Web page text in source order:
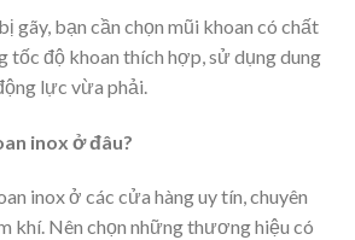
gãy, bạn cần chọn mũi khoan có chất
tốc độ khoan thích hợp, sử dụng dung
lực vừa phải.
inox ở đâu?
inox ở các cửa hàng uy tín, chuyên
khí. Nên chọn những thương hiệu có